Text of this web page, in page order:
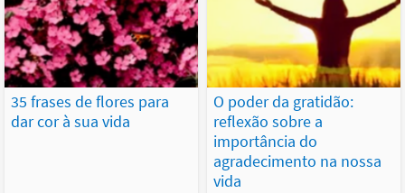
35 frases de flores para
dar cor à sua vida
O poder da gratidão:
reflexão sobre a
importância do
agradecimento na nossa
vida